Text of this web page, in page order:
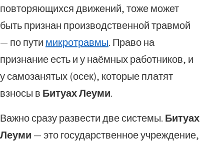
повторяющихся движений, тоже может
быть признан производственной травмой
— по пути микротравмы. Право на
признание есть и у наёмных работников, и
у самозанятых (осек), которые платят
взносы в Битуах Леуми.
Важно сразу развести две системы. Битуах
Леуми — это государственное учреждение,